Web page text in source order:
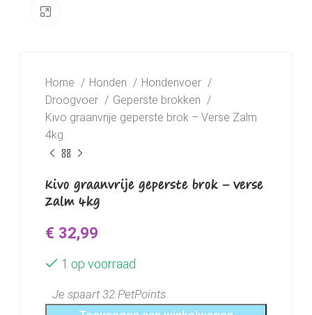
Home Honden
Hondenvoer
Droogvoer
Geperste brokken
Kivo graanvrije geperste brok – Verse Zalm
4kg
Kivo graanvrije geperste brok – Verse
Zalm 4kg
€ 32,99
1 op voorraad
Je spaart 32 PetPoints